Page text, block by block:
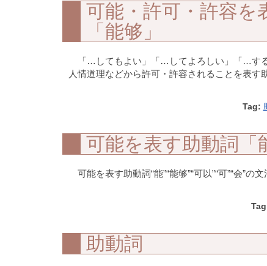
可能・許可・許容を
「能够」
「…してもよい」「…してよろしい」「…す
人情道理などから許可・許容されることを表す助
Tag:
可能を表す助動詞「
可能を表す助動詞“能”“能够”“可以”“可”“会”の文
助動詞